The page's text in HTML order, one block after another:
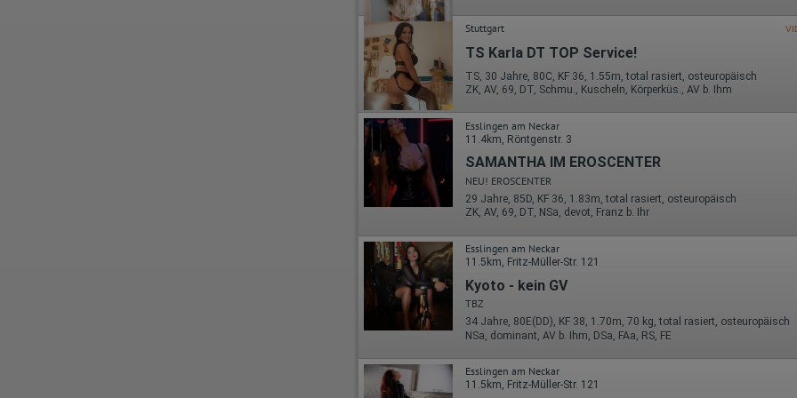
sowie die von dem Browser übermittelte IP-Adresse werden übertragen
und gespeichert. Dabei können aus den verarbeiteten Daten
Nutzungsprofile der Nutzer erstellt werden. Diese Informationen wird
Google gegebenenfalls auch an Dritte übertragen, sofern dies gesetzlich
vorgeschrieben wird oder, soweit Dritte diese Daten im Auftrag von
Google verarbeiten. Die IP-Adresse der Nutzer wird von Google innerhalb
von Mitgliedstaaten der Europäischen Union oder in anderen
Vertragsstaaten des Abkommens über den Europäischen
Wirtschaftsraum gekürzt, dies bedeutet, dass alle Daten anonym
erhoben werden. Nur in Ausnahmefällen wird die volle IP-Adresse an
einen Server von Google in den USA übertragen und dort gekürzt. Die von
dem Browser des Nutzers übermittelte IP-Adresse wird nicht mit anderen
Daten von Google zusammengeführt.
Erhobene Informationen zum Besucherverhalten sind folgende:
Herkunft (Land und Stadt)
Sprache
Betriebssystem
Gerät (PC, Tablet-PC oder Smartphone)
Browser und alle verwendeten Add-ons
Auflösung des Computers
Besucherquelle (Facebook, Suchmaschine oder verweisende
Webseite)
Welche Dateien wurden heruntergeladen?
Welche Videos angeschaut?
Wurden Werbebanner angeklickt?
Stuttgart
TS Karla DT TOP Service!
TS, 30 Jahre, 80C, KF 36, 1.55m, total rasiert, osteuropäisch
ZK, AV, 69, DT, Schmu., Kuscheln, Körperküs., AV b. Ihm
Esslingen am Neckar
11.4km, Röntgenstr. 3
SAMANTHA IM EROSCENTER
NEU! EROSCENTER
29 Jahre, 85D, KF 36, 1.83m, total rasiert, osteuropäisch
ZK, AV, 69, DT, NSa, devot, Franz b. Ihr
Esslingen am Neckar
11.5km, Fritz-Müller-Str. 121
Kyoto - kein GV
TBZ
34 Jahre, 80E(DD), KF 38, 1.70m, 70 kg, total rasiert, osteuropäisch
NSa, dominant, AV b. Ihm, DSa, FAa, RS, FE
Esslingen am Neckar
11.5km, Fritz-Müller-Str. 121